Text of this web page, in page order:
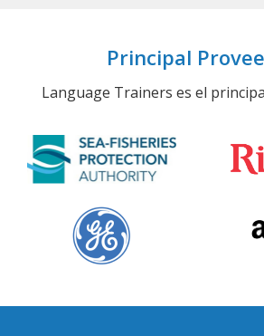
Principal
Language Trainers es el